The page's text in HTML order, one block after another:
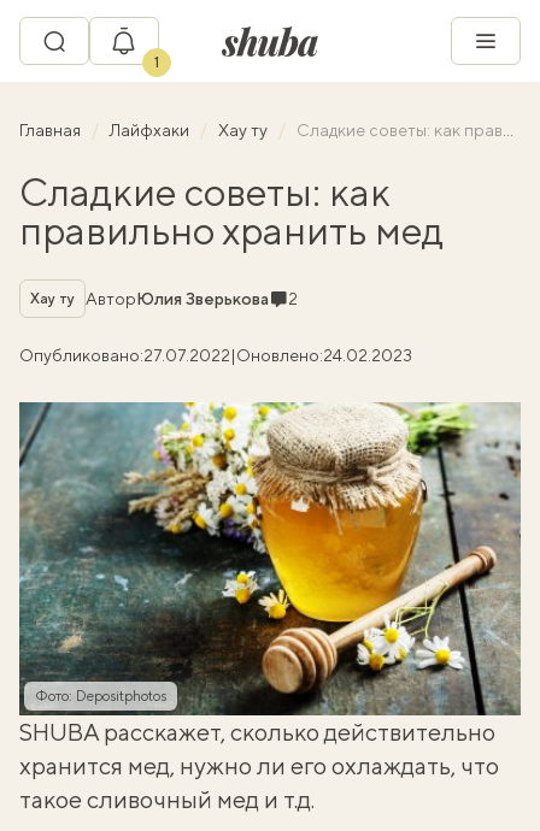
1
Главная Лайфхаки Хау ту Сладкие советы: как правильно хранить мед
Сладкие советы: как
правильно хранить мед
Рубрика
Хау ту АвторЮлия ЗверьковаКомментарии
2
Опубликовано:27.07.2022|Оновлено:24.02.2023
Фото: Depositphotos
SHUBA расскажет, сколько действительно
хранится мед, нужно ли его охлаждать, что
такое сливочный мед и т.д.